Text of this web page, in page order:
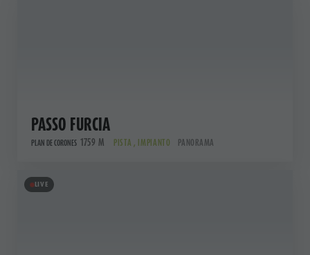
PASSO FURCIA
PLAN DE CORONES 1759 M PISTA , IMPIANTO PANORAMA
LIVE